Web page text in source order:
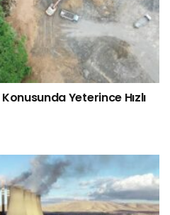
Yeterince Hızlı